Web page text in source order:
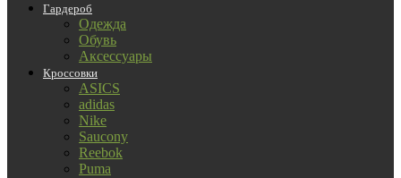
Гардероб
Одежда
Обувь
Аксессуары
Кроссовки
ASICS
adidas
Nike
Saucony
Reebok
Puma